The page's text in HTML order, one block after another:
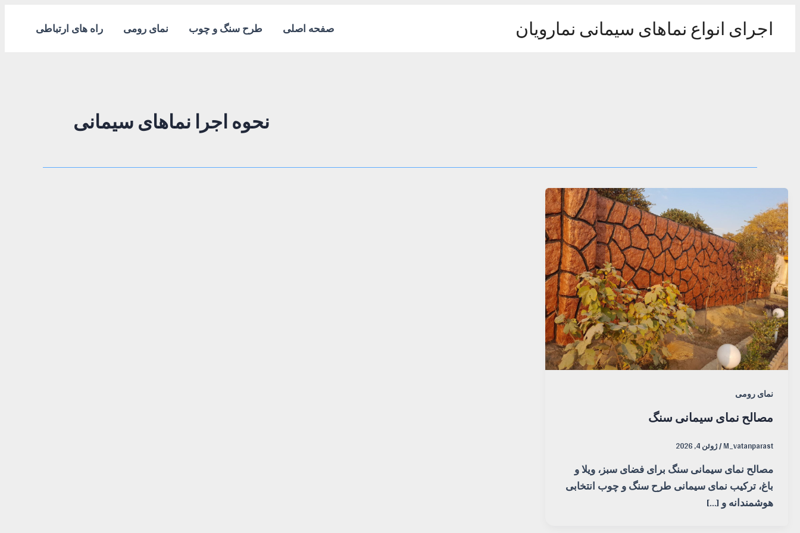
اجرای انواع نماهای سیمانی نمارویان صفحه اصلی طرح سنگ و چوب نمای رومی راه های ارتباطی
نحوه اجرا نماهای سیمانی
نمای رومی
مصالح نمای سیمانی سنگ
M_vatanparast
/ژوئن 4, 2026
مصالح نمای سیمانی سنگ برای فضای سبز، ویلا و
باغ، ترکیب نمای سیمانی طرح سنگ و چوب انتخابی
هوشمندانه و […]